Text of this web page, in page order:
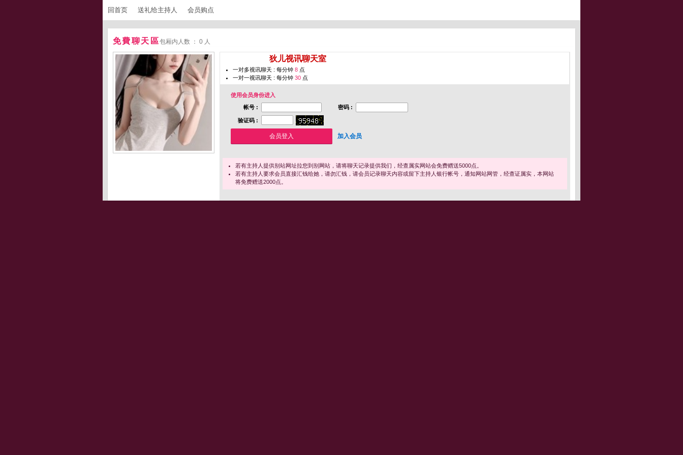
回首页 送礼给主持人 会员购点
免費聊天區包厢内人数 ： 0 人
狄儿视讯聊天室
一对多视讯聊天 : 每分钟 8 点
一对一视讯聊天 : 每分钟 30 点
使用会员身份进入
帐号 :
密码 :
验证码 :
加入会员
若有主持人提供别站网址拉您到别网站，请将聊天记录提供我们，经查属实网站会免费赠送5000点。
若有主持人要求会员直接汇钱给她，请勿汇钱，请会员记录聊天内容或留下主持人银行帐号，通知网站网管，经查证属实，本网站
将免费赠送2000点。